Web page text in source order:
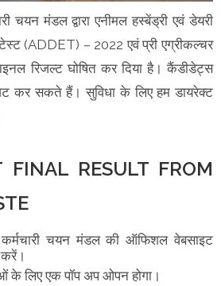
चयन मंडल द्वारा एनीमल हस्बेंड्री एवं डेयरी
टेस्ट (ADDET) – 2022 एवं प्री एग्रीकल्चर
रिजल्ट घोषित कर दिया है। कैंडीडेट्स
कर सकते हैं। सुविधा के लिए हम डायरेक्ट
FINAL RESULT FROM
चयन मंडल की ऑफिशल वेबसाइट
के लिए एक पॉप अप ओपन होगा।